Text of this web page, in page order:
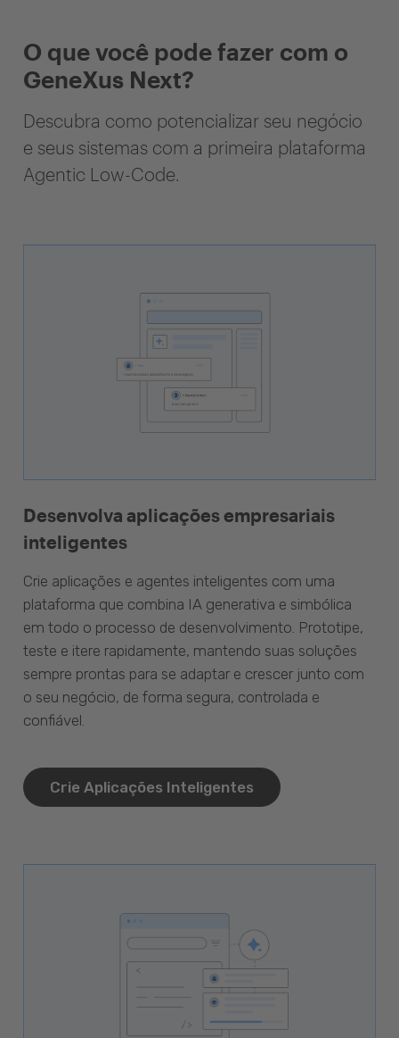
O que você pode fazer com o
GeneXus Next?
Descubra como potencializar seu negócio
e seus sistemas com a primeira plataforma
Agentic Low-Code.
Desenvolva aplicações empresariais
inteligentes
Crie aplicações e agentes inteligentes com uma
plataforma que combina IA generativa e simbólica
em todo o processo de desenvolvimento. Prototipe,
teste e itere rapidamente, mantendo suas soluções
sempre prontas para se adaptar e crescer junto com
o seu negócio, de forma segura, controlada e
confiável.
Crie Aplicações Inteligentes